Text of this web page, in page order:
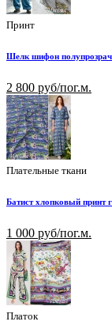
Принт
Шелк шифон
2 800 руб/пог.м.
Плательные ткани
Батист хлопковый принт
1 000 руб/пог.м.
Платок